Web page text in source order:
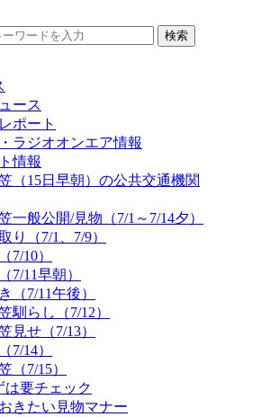
ース
ポート
ラジオオンエア情報
情報
（15日早朝）の公共交通機関
一般公開/見物（7/1～7/14夕）
り（7/1、7/9）
7/10）
7/11早朝）
（7/11午後）
馴らし（7/12）
見せ（7/13）
7/14）
（7/15）
は要チェック
きたい見物マナー